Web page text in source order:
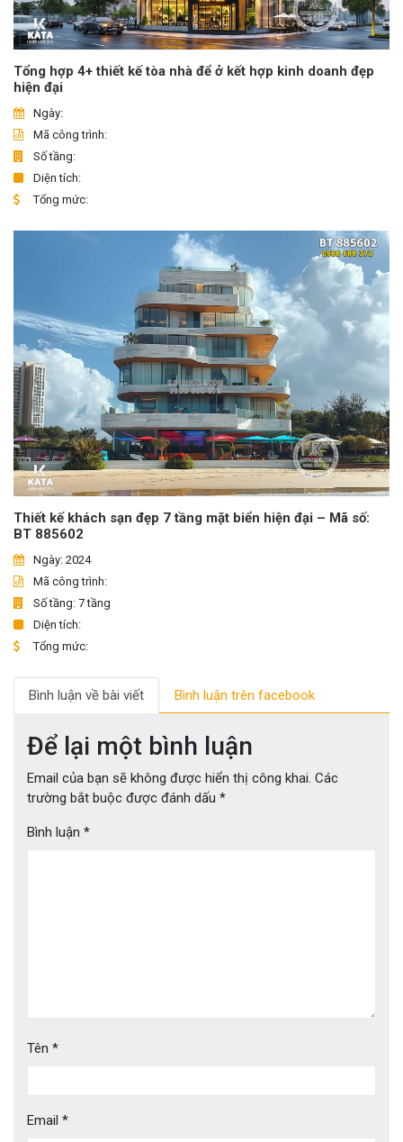
Tổng hợp 4+ thiết kế tòa nhà để ở kết hợp kinh doanh đẹp
hiện đại
Ngày:
Mã công trình:
Số tầng:
Diện tích:
Tổng mức:
Thiết kế khách sạn đẹp 7 tầng mặt biển hiện đại – Mã số:
BT 885602
Ngày: 2024
Mã công trình:
Số tầng: 7 tầng
Diện tích:
Tổng mức:
Bình luận về bài viết Bình luận trên facebook
Để lại một bình luận
Email của bạn sẽ không được hiển thị công khai. Các
trường bắt buộc được đánh dấu *
Bình luận *
Tên *
Email *